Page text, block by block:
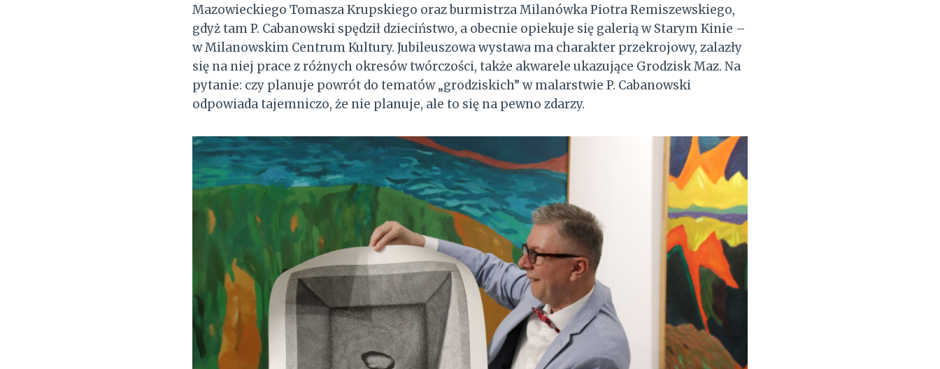
Mazowieckiego Tomasza Krupskiego oraz burmistrza Milanówka Piotra Remiszewskiego,
gdyż tam P. Cabanowski spędził dzieciństwo, a obecnie opiekuje się galerią w Starym Kinie –
w Milanowskim Centrum Kultury. Jubileuszowa wystawa ma charakter przekrojowy, zalazły
się na niej prace z różnych okresów twórczości, także akwarele ukazujące Grodzisk Maz. Na
pytanie: czy planuje powrót do tematów „grodziskich” w malarstwie P. Cabanowski
odpowiada tajemniczo, że nie planuje, ale to się na pewno zdarzy.